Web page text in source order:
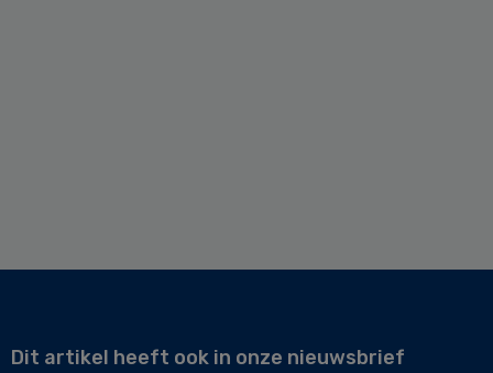
Dit artikel heeft ook in onze nieuwsbrief